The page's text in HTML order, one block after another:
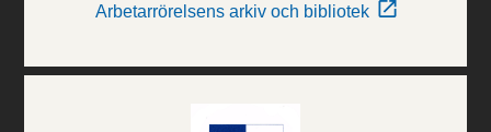
Arbetarrörelsens arkiv och bibliotek